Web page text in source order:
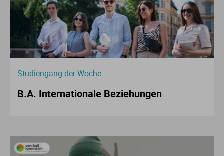
Studiengang der Woche
B.A. Internationale Beziehungen